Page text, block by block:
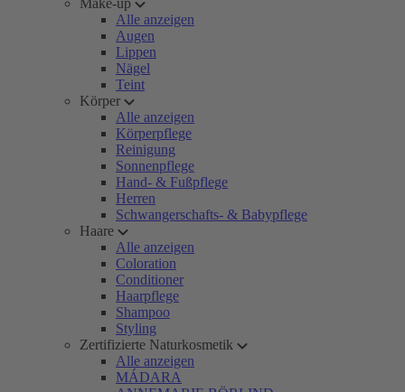
Make-up
Alle anzeigen
Augen
Lippen
Nägel
Teint
Körper
Alle anzeigen
Körperpflege
Reinigung
Sonnenpflege
Hand- & Fußpflege
Herren
Schwangerschafts- & Babypflege
Haare
Alle anzeigen
Coloration
Conditioner
Haarpflege
Shampoo
Styling
Zertifizierte Naturkosmetik
Alle anzeigen
MÁDARA